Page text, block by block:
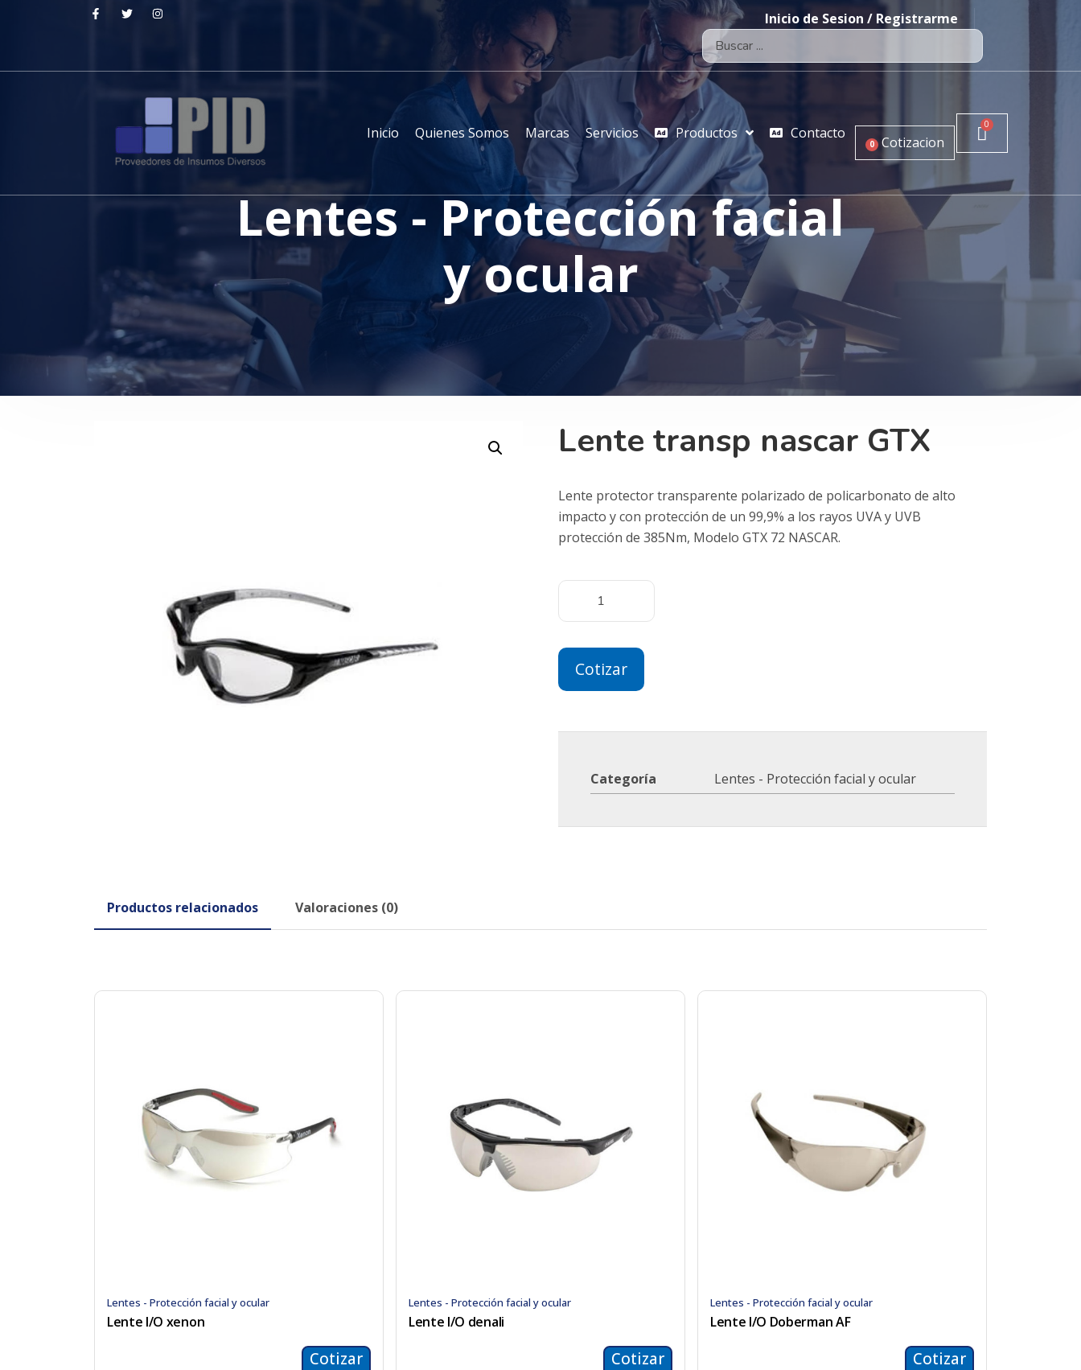
Inicio de Sesion / Registrarme
Inicio Quienes Somos Marcas Servicios Productos Contacto
0 Cotizacion
Lentes - Protección facial
y ocular
Lente transp nascar GTX
Lente protector transparente polarizado de policarbonato de alto
impacto y con protección de un 99,9% a los rayos UVA y UVB
protección de 385Nm, Modelo GTX 72 NASCAR.
Cotizar
Categoría Lentes - Protección facial y ocular
Productos relacionados Valoraciones (0)
Lentes - Protección facial y ocular
Lente I/O xenon
Cotizar
Lentes - Protección facial y ocular
Lente I/O denali
Cotizar
Lentes - Protección facial y ocular
Lente I/O Doberman AF
Cotizar